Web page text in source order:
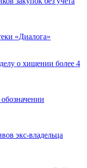
«Диалога»
о хищении более 4
экс-владельца